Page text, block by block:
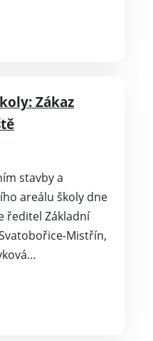
Zákaz
stavby a
areálu školy dne
ředitel Základní
Mistřín,